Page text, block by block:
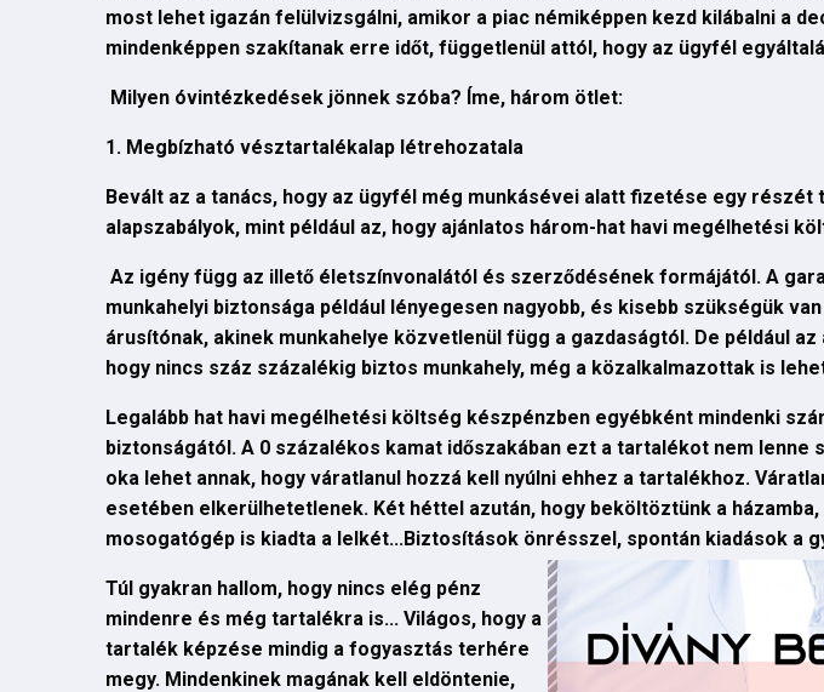
most lehet igazán felülvizsgálni, amikor a piac némiképpen kezd kilábalni a
mindenképpen szakítanak erre időt, függetlenül attól, hogy az ügyfél
Milyen óvintézkedések jönnek szóba? Íme, három ötlet:
1. Megbízható vésztartalékalap létrehozatala
Bevált az a tanács, hogy az ügyfél még munkásévei alatt fizetése egy
alapszabályok, mint például az, hogy ajánlatos három-hat havi megélhetési
Az igény függ az illető életszínvonalától és szerződésének formájától. A
munkahelyi biztonsága például lényegesen nagyobb, és kisebb szükségük
árusítónak, akinek munkahelye közvetlenül függ a gazdaságtól. De például
hogy nincs száz százalékig biztos munkahely, még a közalkalmazottak is
Legalább hat havi megélhetési költség készpénzben egyébként mindenki
biztonságától. A 0 százalékos kamat időszakában ezt a tartalékot nem
oka lehet annak, hogy váratlanul hozzá kell nyúlni ehhez a tartalékhoz.
esetében elkerülhetetlenek. Két héttel azután, hogy beköltöztünk a
mosogatógép is kiadta a lelkét...Biztosítások önrésszel, spontán kiadások a
Túl gyakran hallom, hogy nincs elég pénz
mindenre és még tartalékra is... Világos, hogy a
tartalék képzése mindig a fogyasztás terhére
megy. Mindenkinek magának kell eldöntenie,